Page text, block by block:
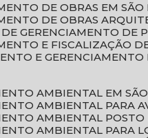
DE OBRAS EM
DE OBRAS
DE GERENCIAMENTO DE
E FISCALIZAÇÃO
E GERENCIAMENTO
AMBIENTAL EM
AMBIENTAL PARA
AMBIENTAL
AMBIENTAL PARA